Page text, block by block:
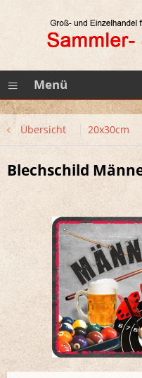
Menü
Übersicht 20x30cm
Blechschild